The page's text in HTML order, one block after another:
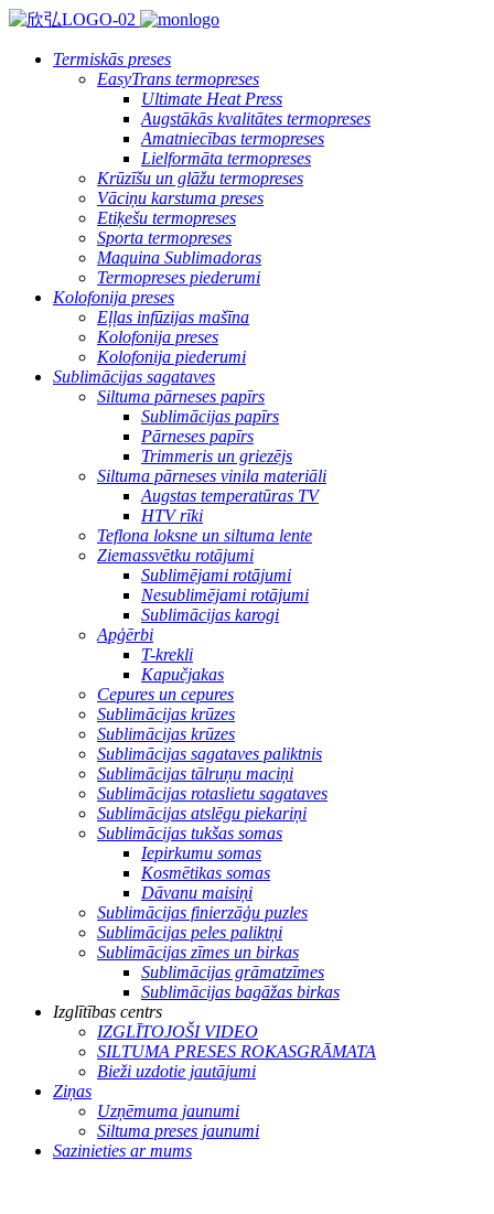
Termiskās preses
EasyTrans termopreses
Ultimate Heat Press
Augstākās kvalitātes termopreses
Amatniecības termopreses
Lielformāta termopreses
Krūzīšu un glāžu termopreses
Vāciņu karstuma preses
Etiķešu termopreses
Sporta termopreses
Maquina Sublimadoras
Termopreses piederumi
Kolofonija preses
Eļļas infūzijas mašīna
Kolofonija preses
Kolofonija piederumi
Sublimācijas sagataves
Siltuma pārneses papīrs
Sublimācijas papīrs
Pārneses papīrs
Trimmeris un griezējs
Siltuma pārneses vinila materiāli
Augstas temperatūras TV
HTV rīki
Teflona loksne un siltuma lente
Ziemassvētku rotājumi
Sublimējami rotājumi
Nesublimējami rotājumi
Sublimācijas karogi
Apģērbi
T-krekli
Kapučjakas
Cepures un cepures
Sublimācijas krūzes
Sublimācijas krūzes
Sublimācijas sagataves paliktnis
Sublimācijas tālruņu maciņi
Sublimācijas rotaslietu sagataves
Sublimācijas atslēgu piekariņi
Sublimācijas tukšas somas
Iepirkumu somas
Kosmētikas somas
Dāvanu maisiņi
Sublimācijas finierzāģu puzles
Sublimācijas peles paliktņi
Sublimācijas zīmes un birkas
Sublimācijas grāmatzīmes
Sublimācijas bagāžas birkas
Izglītības centrs
IZGLĪTOJOŠI VIDEO
SILTUMA PRESES ROKASGRĀMATA
Bieži uzdotie jautājumi
Ziņas
Uzņēmuma jaunumi
Siltuma preses jaunumi
Sazinieties ar mums